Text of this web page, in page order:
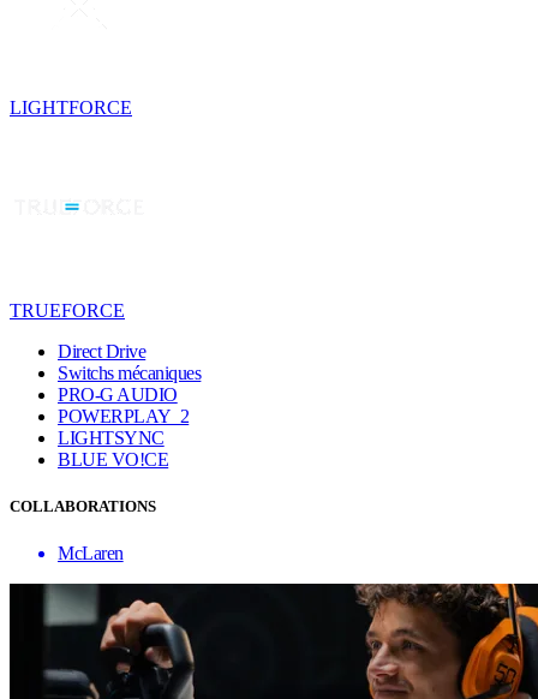
LIGHTFORCE
TRUEFORCE
Direct Drive
Switchs mécaniques
PRO-G AUDIO
POWERPLAY 2
LIGHTSYNC
BLUE VO!CE
COLLABORATIONS
McLaren